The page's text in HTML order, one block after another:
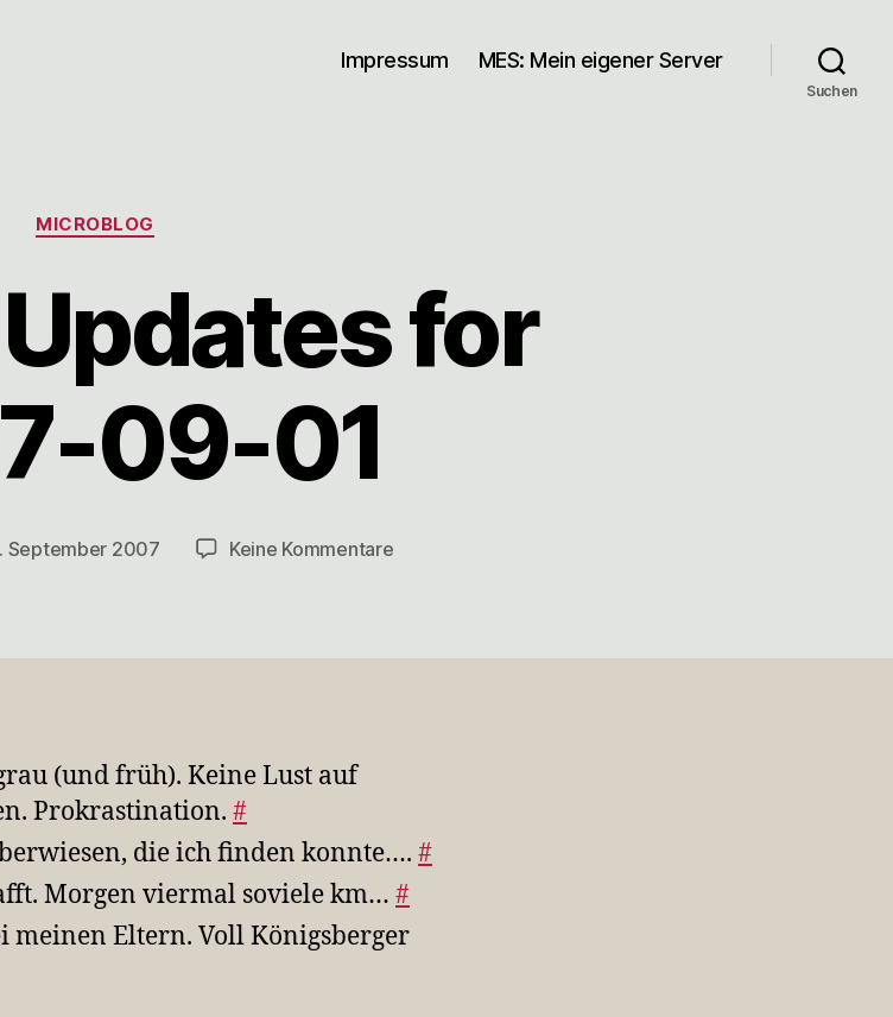
Impressum MES: Mein eigener Server
Suchen
Kategorien
MICROBLOG
for
09-01
September 2007 Keine Kommentarezu
2007-
(und früh). Keine Lust auf
Prokrastination. #
die ich finden konnte…. #
Morgen viermal soviele km… #
meinen Eltern. Voll Königsberger